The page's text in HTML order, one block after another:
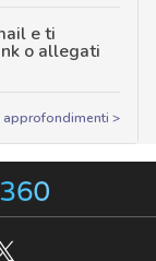
e ti
o allegati
>